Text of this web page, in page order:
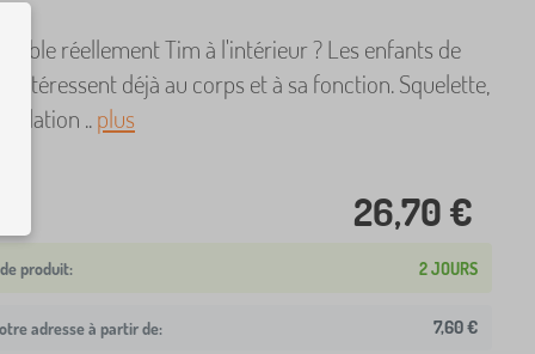
réellement Tim à l'intérieur ? Les enfants de
s'intéressent déjà au corps et à sa fonction. Squelette,
..plus
26,70 €
2 JOURS
adresse à partir de: 7,60 €